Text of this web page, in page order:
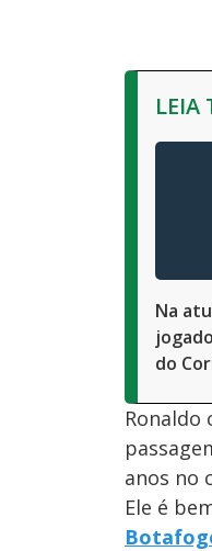
LEIA
Na
do
Ronaldo
anos no
Ele é